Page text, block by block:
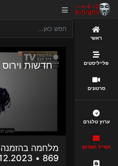
ראשי
פלייליסטים
סרטונים
ערוץ טלגרם
המייל האדום
מלחמה
869 • 25.12.2023 - חדשות וירוס TV